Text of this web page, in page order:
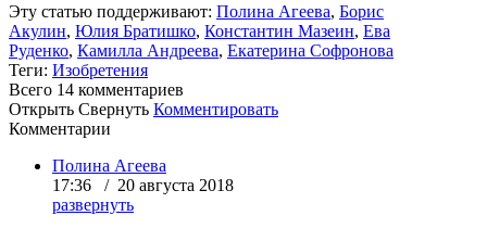
Эту статью поддерживают: Полина Агеева, Борис
Акулин, Юлия Братишко, Константин Мазеин, Ева
Руденко, Камилла Андреева, Екатерина Софронова
Теги: Изобретения
Всего 14 комментариев
Открыть Свернуть Комментировать
Комментарии
Полина Агеева
17:36 / 20 августа 2018
развернуть